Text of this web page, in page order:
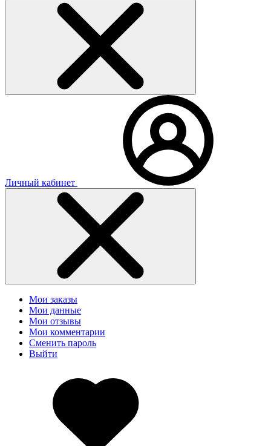
Личный кабинет
Мои заказы
Мои данные
Мои отзывы
Мои комментарии
Сменить пароль
Выйти